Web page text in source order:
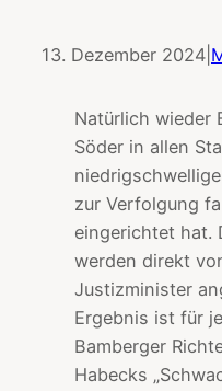
13. Dezember 2024
Natürlich wieder
Söder in allen
zur Verfolgung
eingerichtet hat.
werden direkt
Justizminister
Ergebnis ist für
Bamberger
Habecks